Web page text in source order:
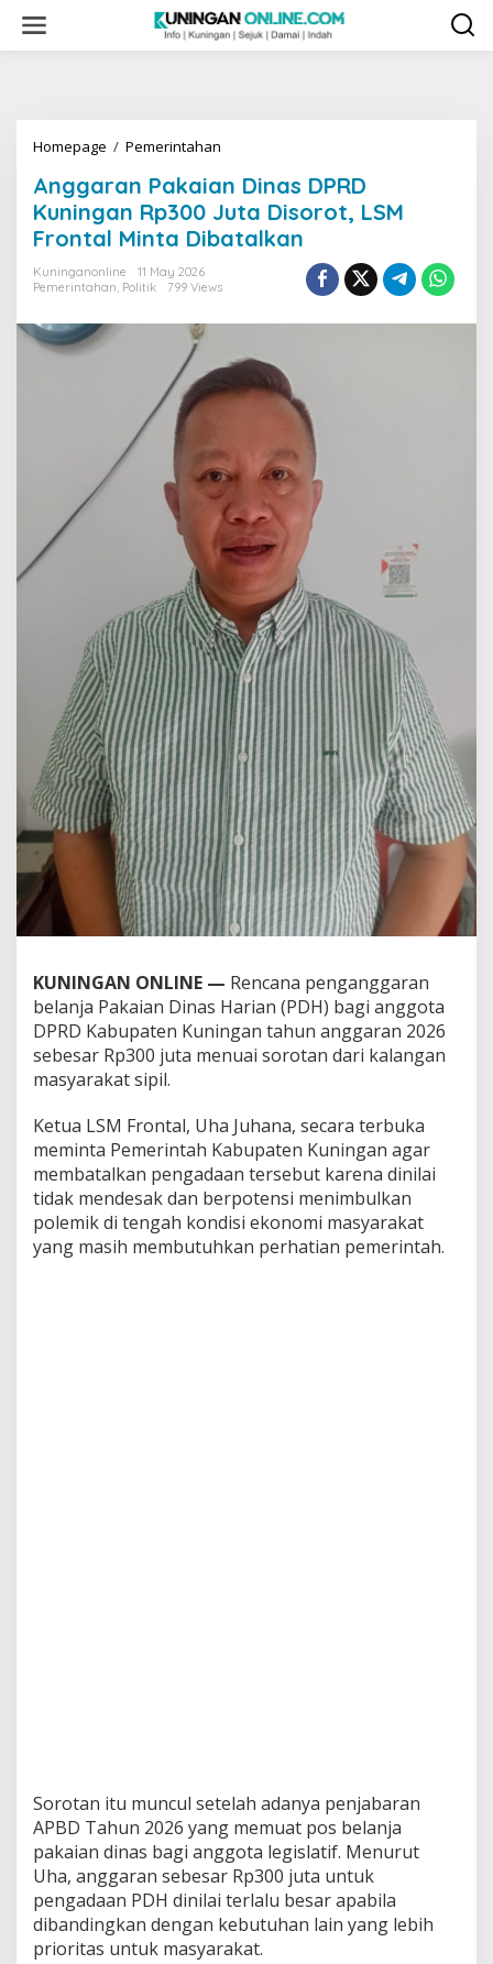
content
Homepage / Pemerintahan
Dinas
DPRD
Kuningan
Rp300
Disorot,
Frontal
Dibatalkan
Anggaran Pakaian Dinas DPRD
Kuningan Rp300 Juta Disorot, LSM
Frontal Minta Dibatalkan
Kuninganonline
11 May 2026
Pemerintahan, Politik 799 Views
KUNINGAN ONLINE — Rencana penganggaran
belanja Pakaian Dinas Harian (PDH) bagi anggota
DPRD Kabupaten Kuningan tahun anggaran 2026
sebesar Rp300 juta menuai sorotan dari kalangan
masyarakat sipil.
Ketua LSM Frontal, Uha Juhana, secara terbuka
meminta Pemerintah Kabupaten Kuningan agar
membatalkan pengadaan tersebut karena dinilai
tidak mendesak dan berpotensi menimbulkan
polemik di tengah kondisi ekonomi masyarakat
yang masih membutuhkan perhatian pemerintah.
Sorotan itu muncul setelah adanya penjabaran
APBD Tahun 2026 yang memuat pos belanja
pakaian dinas bagi anggota legislatif. Menurut
Uha, anggaran sebesar Rp300 juta untuk
pengadaan PDH dinilai terlalu besar apabila
dibandingkan dengan kebutuhan lain yang lebih
prioritas untuk masyarakat.